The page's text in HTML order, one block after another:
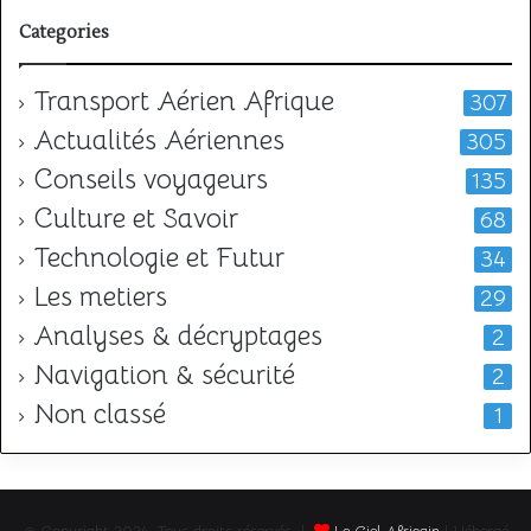
Categories
Transport Aérien Afrique 307
Actualités Aériennes 305
Conseils voyageurs 135
Culture et Savoir 68
Technologie et Futur 34
Les metiers 29
Analyses & décryptages 2
Navigation & sécurité 2
Non classé 1